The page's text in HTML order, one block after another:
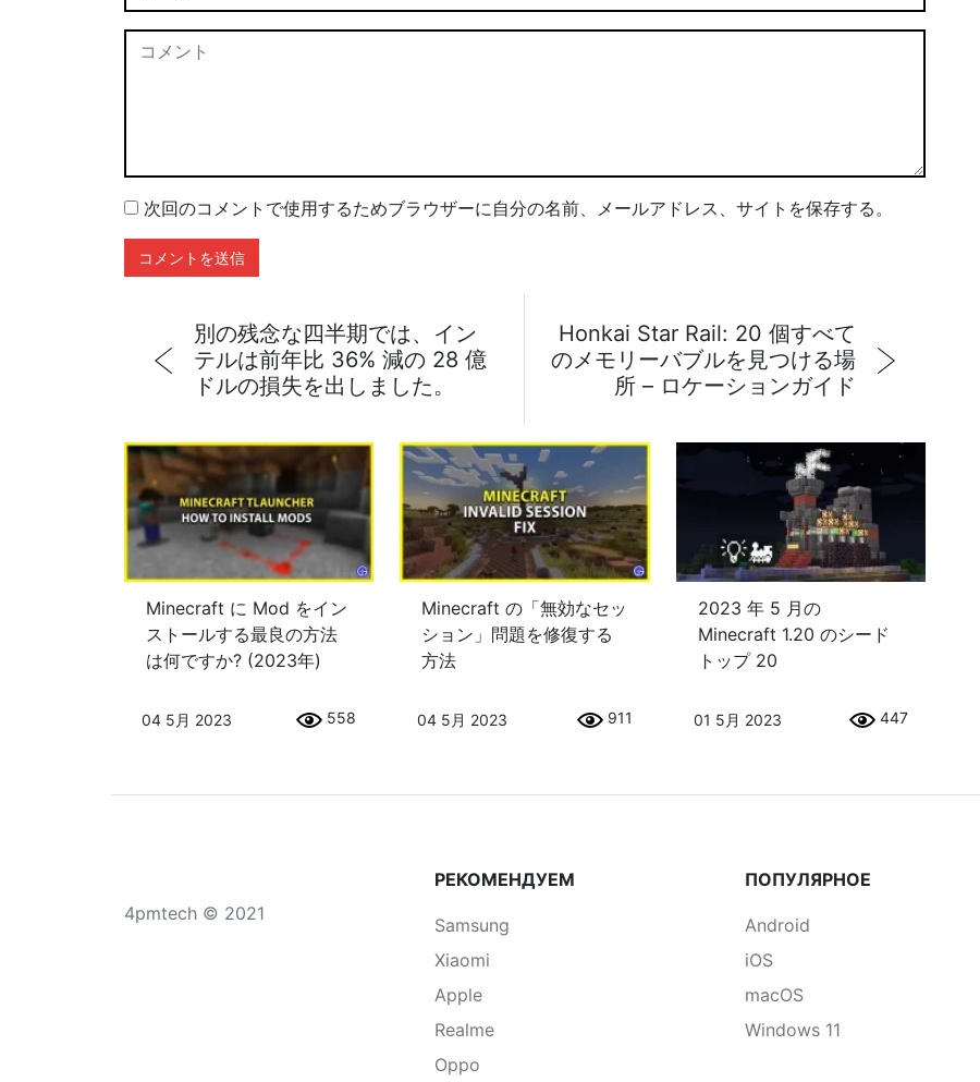
次回のコメントで使用するためブラウザーに自分の名前、メールアドレス、サイトを保存する。
別の残念な四半期では、イン
テルは前年比 36% 減の 28 億
ドルの損失を出しました。
Honkai Star Rail: 20 個すべて
のメモリーバブルを見つける場
所 – ロケーションガイド
Minecraft に Mod をイン
ストールする最良の方法
は何ですか? (2023年)
04 5月 2023 558
Minecraft の「無効なセッ
ション」問題を修復する
方法
04 5月 2023 911
2023 年 5 月の
Minecraft 1.20 のシード
トップ 20
01 5月 2023 447
4pmtech © 2021
РЕКОМЕНДУЕМ
Samsung
Xiaomi
Apple
Realme
Oppo
ПОПУЛЯРНОЕ
Android
iOS
macOS
Windows 11